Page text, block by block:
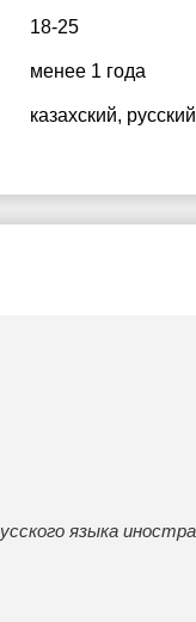
18-25
менее 1 года
казахский, русский
языка